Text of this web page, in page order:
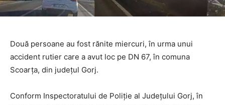
Două persoane au fost rănite miercuri, în urma unui
accident rutier care a avut loc pe DN 67, în comuna
Scoarța, din județul Gorj.
Conform Inspectoratului de Poliție al Județului Gorj, în